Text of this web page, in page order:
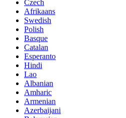
Czech
Afrikaans
Swedish
Polish
Basque
Catalan
Esperanto
Hindi
Lao
Albanian
Amharic
Armenian
Azerbaijani